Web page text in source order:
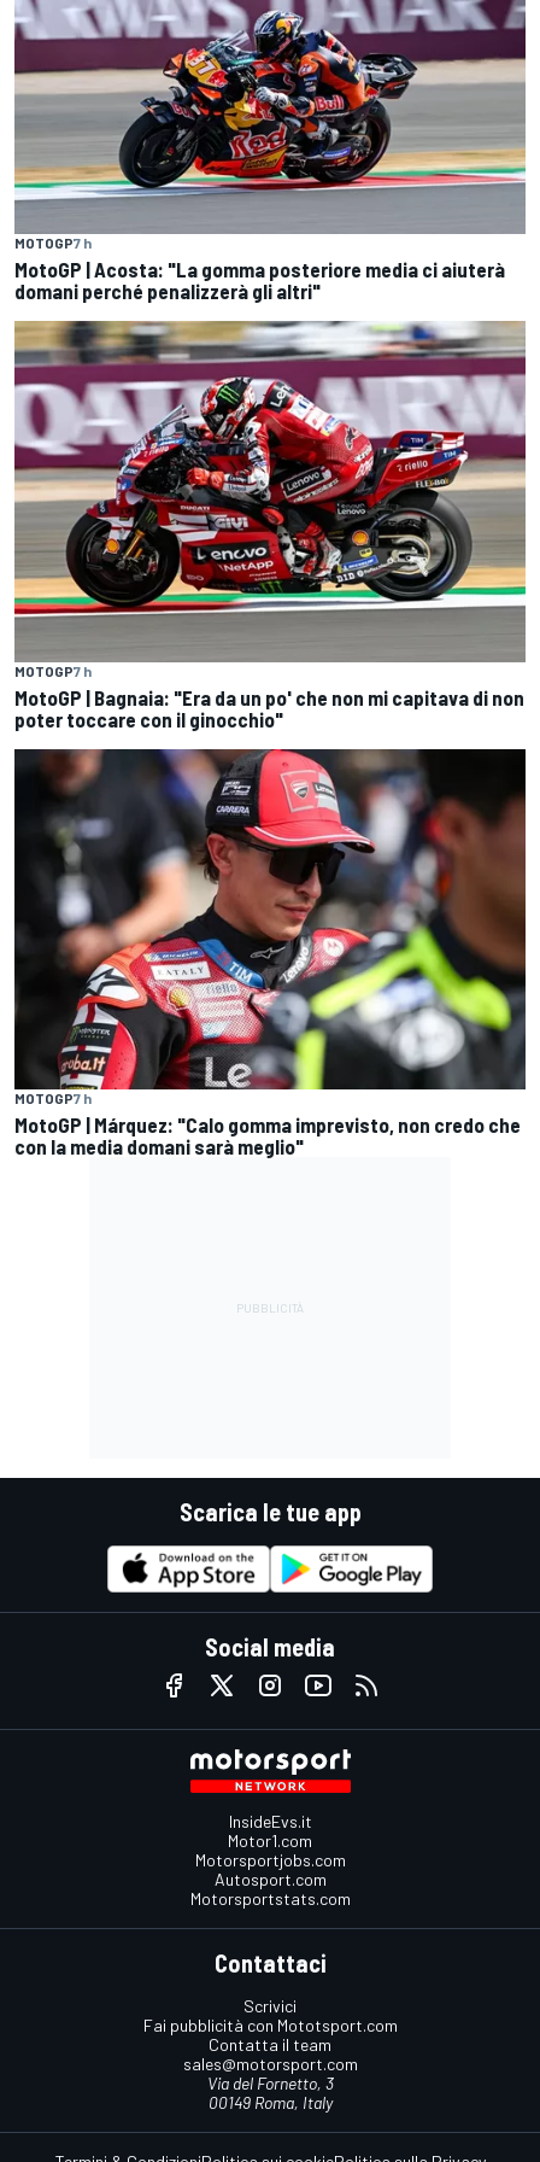
MOTOGP7 h
MotoGP | Acosta: "La gomma posteriore media ci aiuterà
domani perché penalizzerà gli altri"
MOTOGP7 h
MotoGP | Bagnaia: "Era da un po' che non mi capitava di non
poter toccare con il ginocchio"
MOTOGP7 h
MotoGP | Márquez: "Calo gomma imprevisto, non credo che
con la media domani sarà meglio"
Scarica le tue app
Social media
InsideEvs.it
Motor1.com
Motorsportjobs.com
Autosport.com
Motorsportstats.com
Contattaci
Scrivici
Fai pubblicità con Mototsport.com
Contatta il team
sales@motorsport.com
Via del Fornetto, 3
00149 Roma, Italy